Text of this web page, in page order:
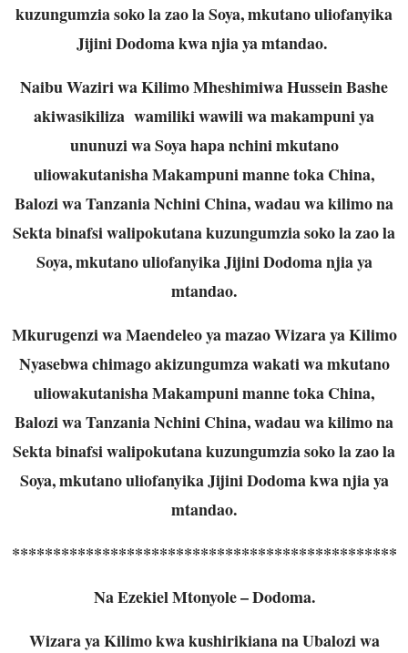
kuzungumzia soko la zao la Soya, mkutano uliofanyika
Jijini Dodoma kwa njia ya mtandao.
Naibu Waziri wa Kilimo Mheshimiwa Hussein Bashe
akiwasikiliza wamiliki wawili wa makampuni ya
ununuzi wa Soya hapa nchini mkutano
uliowakutanisha Makampuni manne toka China,
Balozi wa Tanzania Nchini China, wadau wa kilimo na
Sekta binafsi walipokutana kuzungumzia soko la zao la
Soya, mkutano uliofanyika Jijini Dodoma njia ya
mtandao.
Mkurugenzi wa Maendeleo ya mazao Wizara ya Kilimo
Nyasebwa chimago akizungumza wakati wa mkutano
uliowakutanisha Makampuni manne toka China,
Balozi wa Tanzania Nchini China, wadau wa kilimo na
Sekta binafsi walipokutana kuzungumzia soko la zao la
Soya, mkutano uliofanyika Jijini Dodoma kwa njia ya
mtandao.
***********************************************
Na Ezekiel Mtonyole – Dodoma.
Wizara ya Kilimo kwa kushirikiana na Ubalozi wa